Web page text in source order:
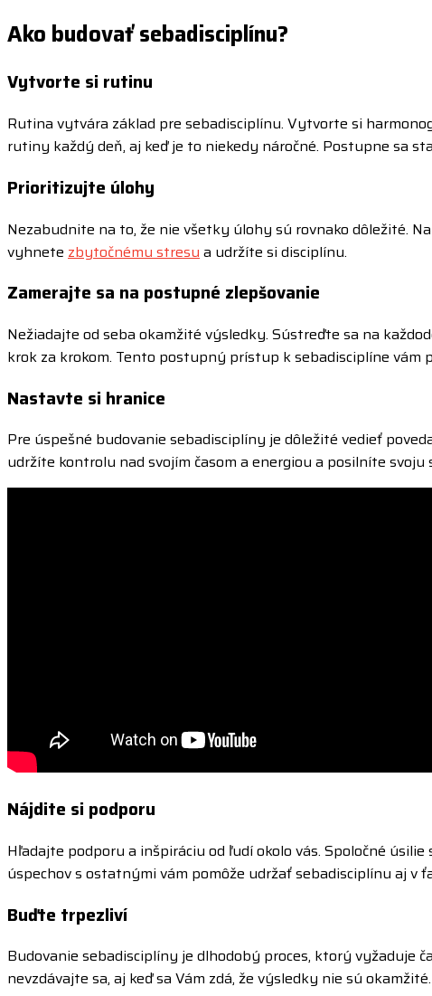
Ako budovať sebadisciplínu?
Vytvorte si rutinu
Rutina vytvára základ pre sebadisciplínu. Vytvorte si
rutiny každý deň, aj keď je to niekedy náročné. Postupne sa
Prioritizujte úlohy
Nezabudnite na to, že nie všetky úlohy sú rovnako dôležité.
vyhnete zbytočnému stresu a udržíte si disciplínu.
Zamerajte sa na postupné zlepšovanie
Nežiadajte od seba okamžité výsledky. Sústreďte sa na
krok za krokom. Tento postupný prístup k sebadisciplíne vám
Nastavte si hranice
Pre úspešné budovanie sebadisciplíny je dôležité vedieť
udržíte kontrolu nad svojím časom a energiou a posilníte svoju
Nájdite si podporu
Hľadajte podporu a inšpiráciu od ľudí okolo vás. Spoločné
úspechov s ostatnými vám pomôže udržať sebadisciplínu aj v
Buďte trpezliví
Budovanie sebadisciplíny je dlhodobý proces, ktorý vyžaduje
nevzdávajte sa, aj keď sa Vám zdá, že výsledky nie sú